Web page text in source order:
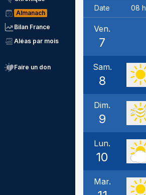
Almanach
Bilan France
Aléas par mois
Faire un don
Date 08 h
Ven.
7
Sam.
8
Dim.
9
Lun.
10
Mar.